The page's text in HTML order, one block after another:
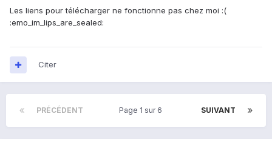
Les liens pour télécharger ne fonctionne pas chez moi :(
:emo_im_lips_are_sealed:
Citer
PRÉCÉDENT SUIVANT
Page 1 sur 6